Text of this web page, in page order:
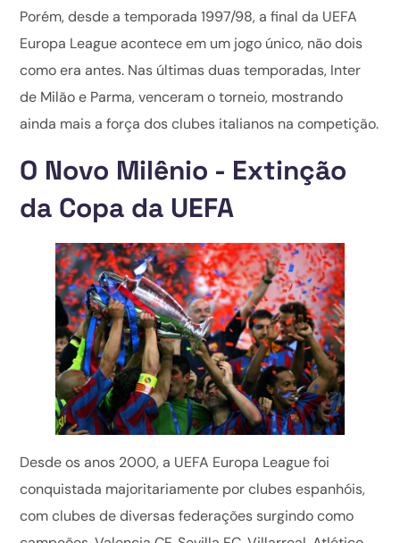
Porém, desde a temporada 1997/98, a final da UEFA
Europa League acontece em um jogo único, não dois
como era antes. Nas últimas duas temporadas, Inter
de Milão e Parma, venceram o torneio, mostrando
ainda mais a força dos clubes italianos na competição.
O Novo Milênio - Extinção
da Copa da UEFA
Desde os anos 2000, a UEFA Europa League foi
conquistada majoritariamente por clubes espanhóis,
com clubes de diversas federações surgindo como